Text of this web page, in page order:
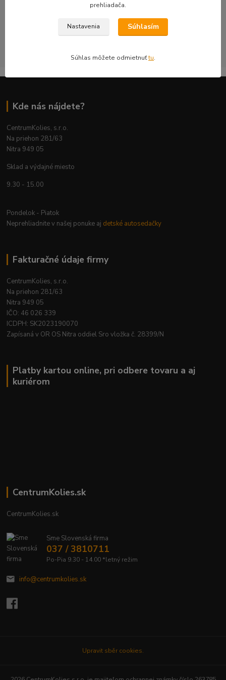
objednávku kontrolujeme s dôrazom na technickú správnosť,
CentrumKolies s.r.o. je majiteľom ochrannej známky číslo
Kde nás nájdete?
CentrumKolies, s.r.o.
Na priehon 281/63
Nitra 949 05
Sklad a výdajné miesto
9.30 - 15.00
Pondelok - Piatok
Neprehliadnite v našej ponuke aj detské autosedačky
Fakturačné údaje firmy
CentrumKolies, s.r.o.
Na priehon 281/63
Nitra 949 05
IČO: 46 026 339
ICDPH: SK2023190070
Zapísaná v OR OS Nitra oddiel Sro vložka č. 28399/N
Platby kartou online, pri odbere tovaru a aj
kuriérom
CentrumKolies.sk
CentrumKolies.sk
Sme Slovenská firma
037 / 3810711
Po-Pia 9.30 - 14.00 *letný režim
info@centrumkolies.sk
Upravit sběr cookies.
prehliadača.
Nastavenia Súhlasím
Súhlas môžete odmietnuťtu.